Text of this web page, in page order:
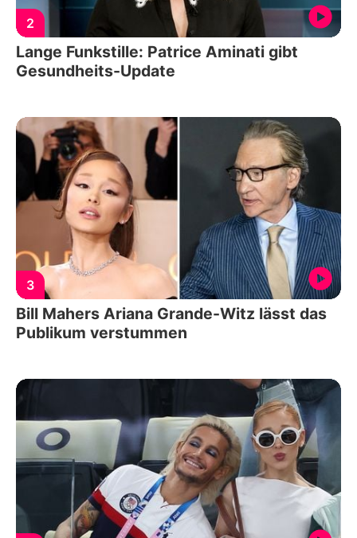
2
Lange Funkstille: Patrice Aminati gibt
Gesundheits-Update
3
Bill Mahers Ariana Grande-Witz lässt das
Publikum verstummen